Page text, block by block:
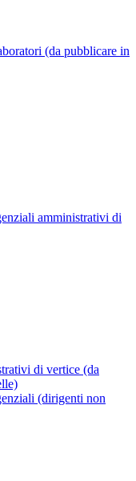
(da pubblicare in
amministrativi di
di vertice (da
(dirigenti non